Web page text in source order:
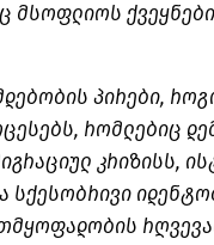
მსოფლიოს ქვეყნები
პირები,
რომლებიც
კრიზისს,
სქესობრივი